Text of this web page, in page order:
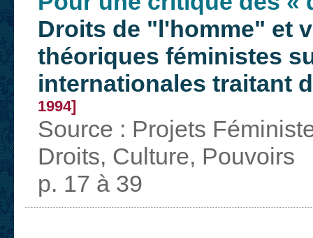
Droits de "l'homme" et
théoriques féministes
internationales traitant
1994]
Source : Projets
Droits, Culture, Pouvoirs
p. 17 à 39